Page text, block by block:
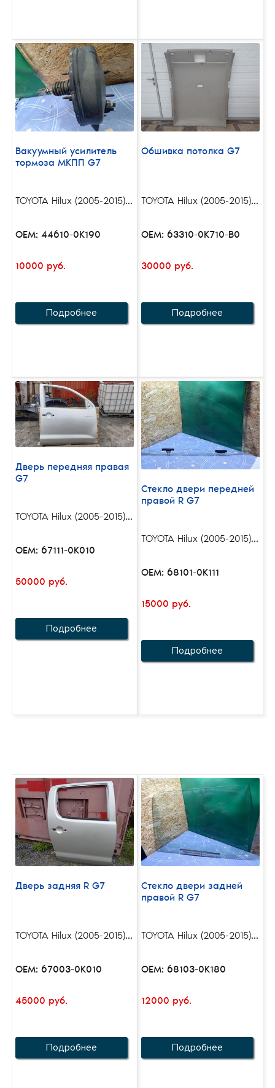
Вакуумный усилитель
тормоза МКПП G7
TOYOTA Hilux (2005-2015)...
OEM: 44610-0K190
10000 руб.
Подробнее
Обшивка потолка G7
TOYOTA Hilux (2005-2015)...
OEM: 63310-0K710-B0
30000 руб.
Подробнее
Дверь передняя правая
G7
TOYOTA Hilux (2005-2015)...
OEM: 67111-0K010
50000 руб.
Подробнее
Стекло двери передней
правой R G7
TOYOTA Hilux (2005-2015)...
OEM: 68101-0K111
15000 руб.
Подробнее
Дверь задняя R G7
TOYOTA Hilux (2005-2015)...
OEM: 67003-0K010
45000 руб.
Подробнее
Стекло двери задней
правой R G7
TOYOTA Hilux (2005-2015)...
OEM: 68103-0K180
12000 руб.
Подробнее